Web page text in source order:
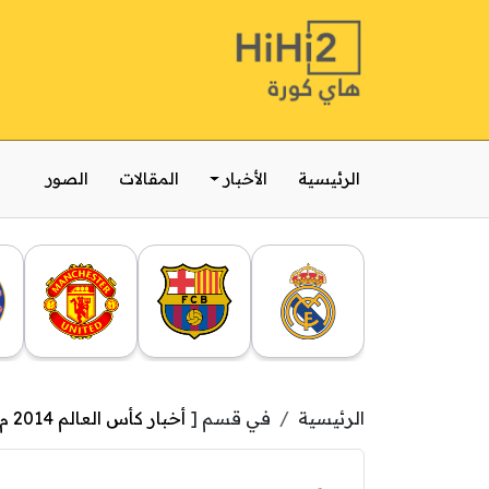
الرئيسية الأخبار المقالات الصور
الرئيسية في قسم [ أخبار كأس العالم 2014 م بالبرازيل